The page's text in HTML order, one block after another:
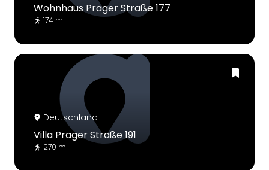
Wohnhaus Prager Straße 177
174 m
Deutschland
Villa Prager Straße 191
270 m